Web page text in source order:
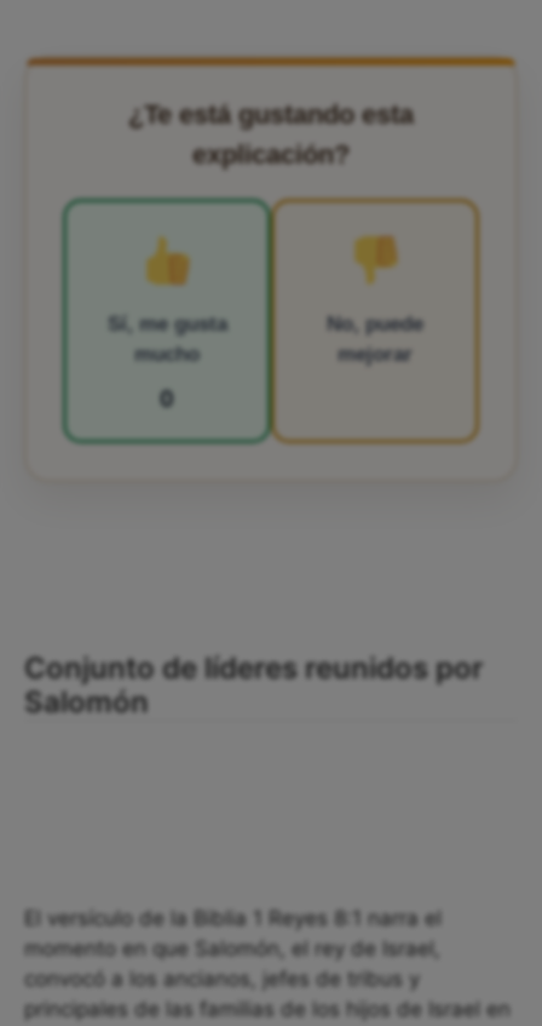
¿Te está gustando esta
explicación?
Sí, me gusta
mucho
0
No, puede
mejorar
Conjunto de líderes reunidos por
Salomón
El versículo de la Biblia 1 Reyes 8:1 narra el
momento en que Salomón, el rey de Israel,
convocó a los ancianos, jefes de tribus y
principales de las familias de los hijos de Israel en